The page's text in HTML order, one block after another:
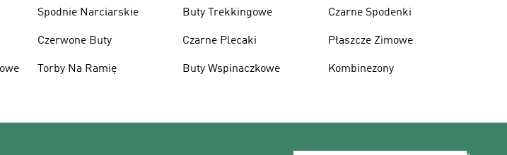
Spodnie Narciarskie
Czerwone Buty
Torby Na Ramię
Buty Trekkingowe
Czarne Plecaki
Buty Wspinaczkowe
Czarne Spodenki
Płaszcze Zimowe
Kombinezony